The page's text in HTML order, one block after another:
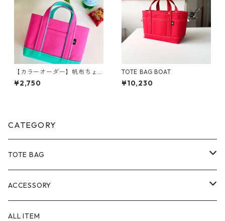
【カラーオーダー】帆布ちょ
こっTOTE
¥2,750
TOTE BAG BOAT
¥10,230
CATEGORY
TOTE BAG
Size
SS
Material
ACCESSORY
POUCH
ALL ITEM